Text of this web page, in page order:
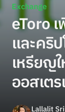
Exchange
eToro
และคริ
เหรียญ
ออสเตร
Lallalit